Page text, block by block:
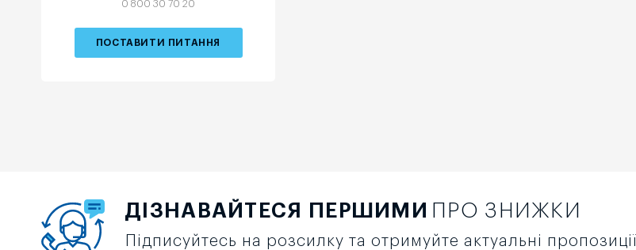
0 800 30 70 20
ПОСТАВИТИ ПИТАННЯ
ДІЗНАВАЙТЕСЯ ПЕРШИМИ ПРО ЗНИЖКИ
Підписуйтесь на розсилку та отримуйте актуальні пропозиції